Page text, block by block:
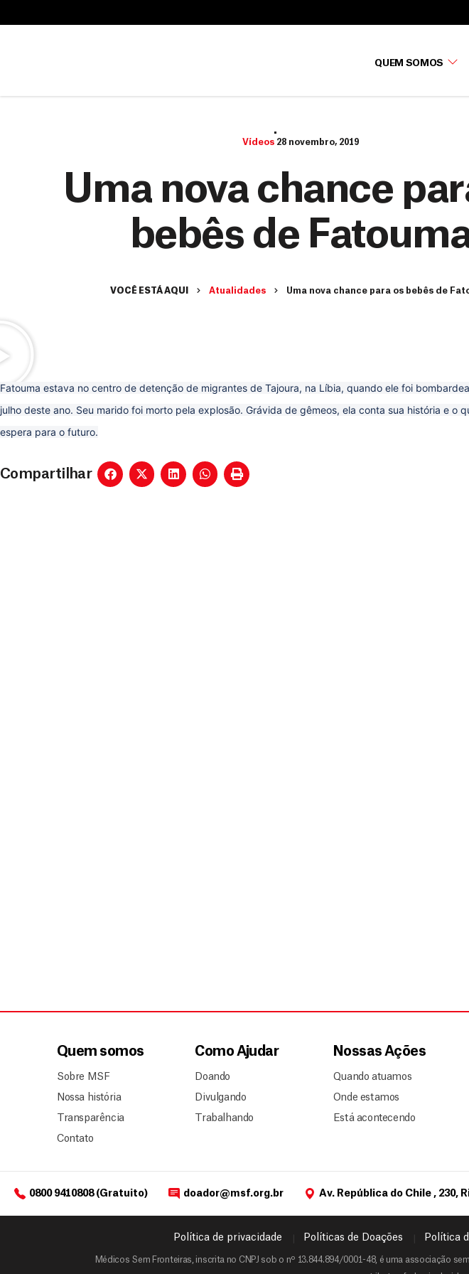
QUEM SOMOS
c
Vídeos 28 novembro, 2019
Uma nova chance
bebês de
VOCÊ ESTÁ AQUI Atualidades Uma nova chance para os bebês de
Fatouma estava no centro de detenção de migrantes de Tajoura, na Líbia, quando ele foi
julho deste ano. Seu marido foi morto pela explosão. Grávida de gêmeos, ela conta sua história e o
espera para o futuro.
Compartilhar
Quem somos
Sobre MSF
Nossa história
Transparência
Contato
Como Ajudar
Doando
Divulgando
Trabalhando
Nossas Ações
Quando atuamos
Onde estamos
Está acontecendo
0800 9410808 (Gratuito) doador@msf.org.br Av. República do Chile , 230,
Política de privacidade Políticas de Doações Política
Médicos Sem Fronteiras, inscrita no CNPJ sob o nº 13.844.894/0001-48, é uma associação
a